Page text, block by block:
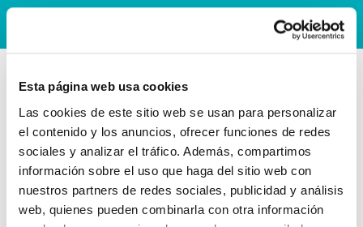
Esta página web usa cookies
Las cookies de este sitio web se usan para personalizar
el contenido y los anuncios, ofrecer funciones de redes
sociales y analizar el tráfico. Además, compartimos
información sobre el uso que haga del sitio web con
nuestros partners de redes sociales, publicidad y análisis
web, quienes pueden combinarla con otra información